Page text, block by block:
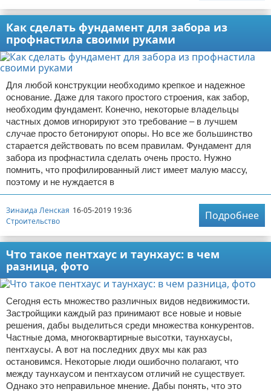
Как сделать фундамент для забора из
профнастила своими руками
Для любой конструкции необходимо крепкое и надежное
основание. Даже для такого простого строения, как забор,
необходим фундамент. Конечно, некоторые владельцы
частных домов игнорируют это требование – в лучшем
случае просто бетонируют опоры. Но все же большинство
старается действовать по всем правилам. Фундамент для
забора из профнастила сделать очень просто. Нужно
помнить, что профилированный лист имеет малую массу,
поэтому и не нуждается в
Зинаида Ленская 16-05-2019 19:36
Строительство
Подробнее
Что такое пентхаус и таунхаус: в чем
разница, фото
Сегодня есть множество различных видов недвижимости.
Застройщики каждый раз принимают все новые и новые
решения, дабы выделиться среди множества конкурентов.
Частные дома, многоквартирные высотки, таунхаусы,
пентхаусы. А вот на последних двух мы как раз
остановимся. Некоторые люди ошибочно полагают, что
между таунхаусом и пентхаусом отличий не существует.
Однако это неправильное мнение. Дабы понять, что это